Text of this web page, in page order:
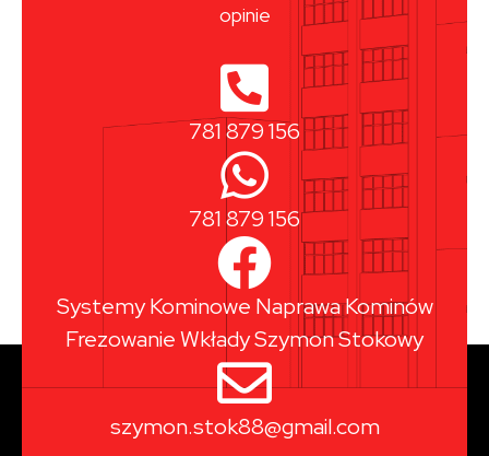
opinie
781 879 156
781 879 156
Systemy Kominowe Naprawa Kominów
Frezowanie Wkłady Szymon Stokowy
szymon.stok88@gmail.com